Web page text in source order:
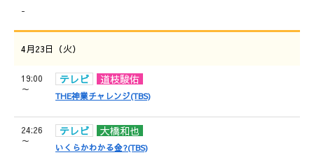
-
4月23日（火）
19:00
～
テレビ 道枝駿佑
THE神業チャレンジ(TBS)
24:26
～
テレビ 大橋和也
いくらかわかる金?(TBS)